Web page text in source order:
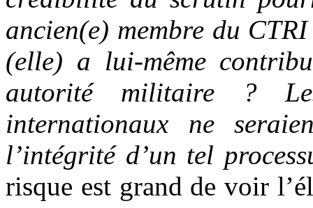
ancien(e) membre du
(elle) a lui-même
autorité militaire ?
internationaux ne
l’intégrité d’un tel
risque est grand de voir